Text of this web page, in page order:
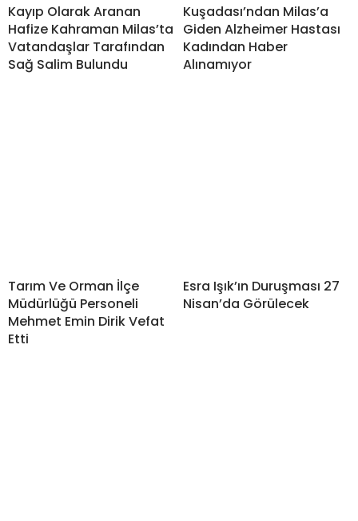
Kayıp Olarak Aranan
Hafize Kahraman Milas’ta
Vatandaşlar Tarafından
Sağ Salim Bulundu
Kuşadası’ndan Milas’a
Giden Alzheimer Hastası
Kadından Haber
Alınamıyor
Tarım Ve Orman İlçe
Müdürlüğü Personeli
Mehmet Emin Dirik Vefat
Etti
Esra Işık’ın Duruşması 27
Nisan’da Görülecek